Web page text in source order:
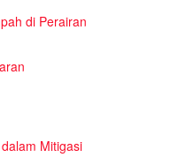
di Perairan
Mitigasi